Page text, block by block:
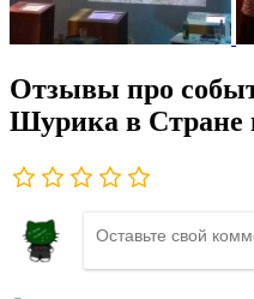
Отзывы про
Шурика в Стране